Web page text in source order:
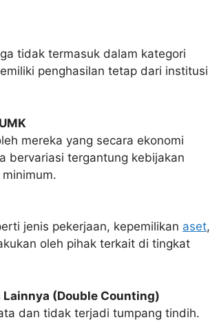
tidak termasuk dalam kategori
penghasilan tetap dari institusi
mereka yang secara ekonomi
bervariasi tergantung kebijakan
jenis pekerjaan, kepemilikan aset,
oleh pihak terkait di tingkat
(Double Counting)
dan tidak terjadi tumpang tindih.